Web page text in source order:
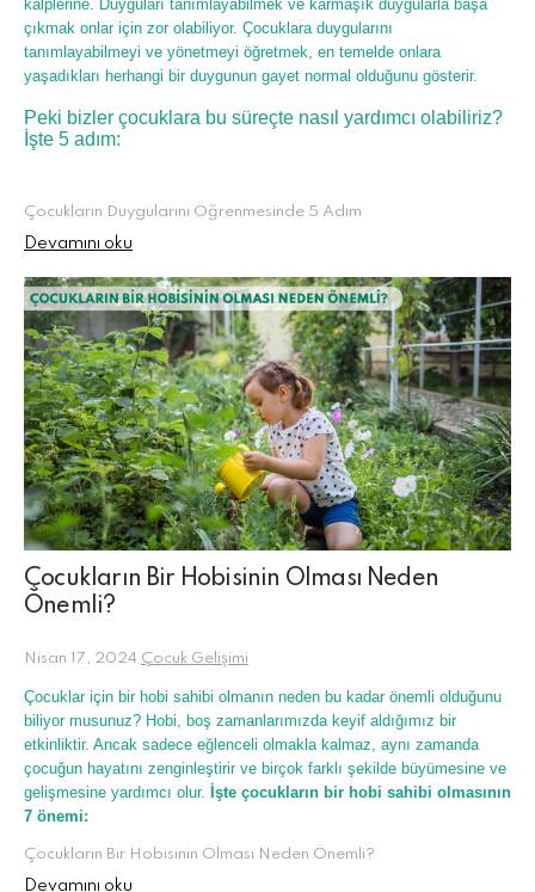
kalplerine. Duyguları tanımlayabilmek ve karmaşık duygularla başa
çıkmak onlar için zor olabiliyor. Çocuklara duygularını
tanımlayabilmeyi ve yönetmeyi öğretmek, en temelde onlara
yaşadıkları herhangi bir duygunun gayet normal olduğunu gösterir.
Peki bizler çocuklara bu süreçte nasıl yardımcı olabiliriz?
İşte 5 adım:
Çocukların Duygularını Öğrenmesinde 5 Adım
Devamını oku
Çocukların Bir Hobisinin Olması Neden
Önemli?
Nisan 17, 2024 Çocuk Gelişimi
Çocuklar için bir hobi sahibi olmanın neden bu kadar önemli olduğunu
biliyor musunuz? Hobi, boş zamanlarımızda keyif aldığımız bir
etkinliktir. Ancak sadece eğlenceli olmakla kalmaz, aynı zamanda
çocuğun hayatını zenginleştirir ve birçok farklı şekilde büyümesine ve
gelişmesine yardımcı olur. İşte çocukların bir hobi sahibi olmasının
7 önemi:
Çocukların Bir Hobisinin Olması Neden Önemli?
Devamını oku